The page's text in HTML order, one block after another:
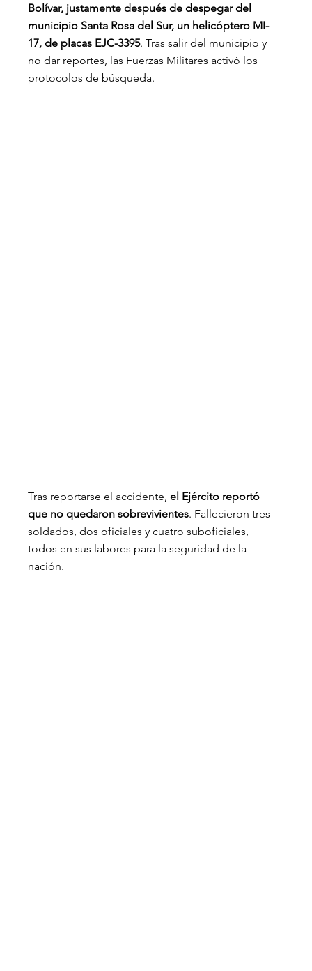
Bolívar, justamente después de despegar del
municipio Santa Rosa del Sur, un helicóptero MI-
17, de placas EJC-3395. Tras salir del municipio y
no dar reportes, las Fuerzas Militares activó los
protocolos de búsqueda.
Tras reportarse el accidente, el Ejército reportó
que no quedaron sobrevivientes. Fallecieron tres
soldados, dos oficiales y cuatro suboficiales,
todos en sus labores para la seguridad de la
nación.